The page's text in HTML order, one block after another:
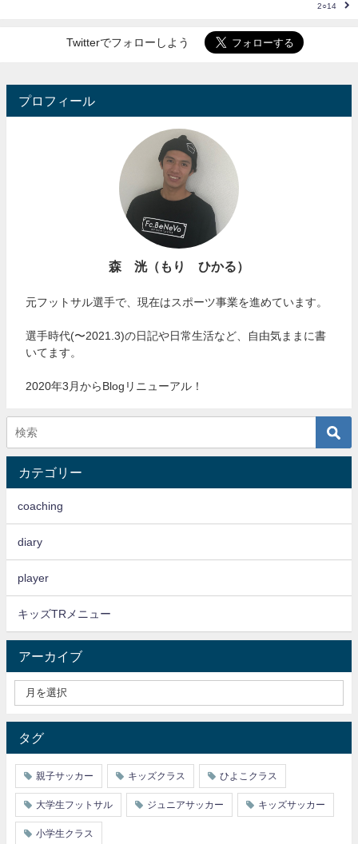
2○14
Twitterでフォローしよう
プロフィール
森 洸（もり ひかる）
元フットサル選手で、現在はスポーツ事業を進めています。
選手時代(〜2021.3)の日記や日常生活など、自由気ままに書
いてます。
2020年3月からBlogリニューアル！
カテゴリー
coaching
diary
player
キッズTRメニュー
アーカイブ
タグ
親子サッカー キッズクラス ひよこクラス
大学生フットサル ジュニアサッカー キッズサッカー
小学生クラス